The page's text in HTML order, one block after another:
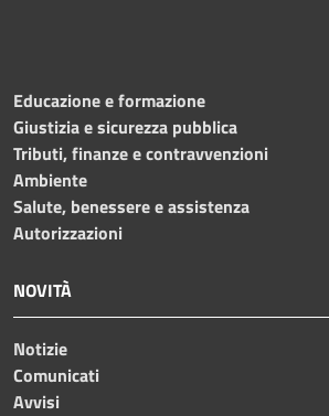
Educazione e formazione
Giustizia e sicurezza pubblica
Tributi, finanze e contravvenzioni
Ambiente
Salute, benessere e assistenza
Autorizzazioni
NOVITÀ
Notizie
Comunicati
Avvisi